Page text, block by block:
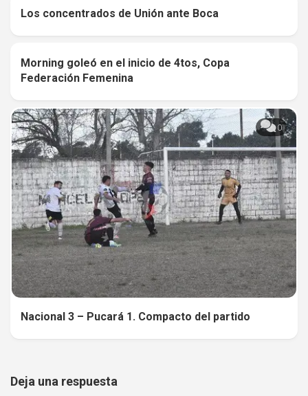
Los concentrados de Unión ante Boca
Morning goleó en el inicio de 4tos, Copa
Federación Femenina
0
Nacional 3 – Pucará 1. Compacto del partido
Deja una respuesta